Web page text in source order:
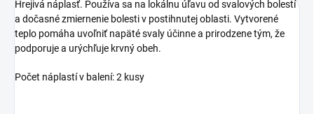
Hrejivá náplasť. Používa sa na lokálnu úľavu od svalových bolestí
a dočasné zmiernenie bolesti v postihnutej oblasti. Vytvorené
teplo pomáha uvoľniť napäté svaly účinne a prirodzene tým, že
podporuje a urýchľuje krvný obeh.
Počet náplastí v balení: 2 kusy